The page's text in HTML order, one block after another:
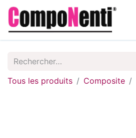
Tous les produits Composite